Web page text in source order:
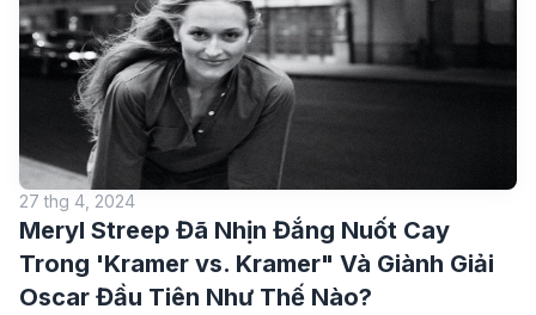
27 thg 4, 2024
Meryl Streep Đã Nhịn Đắng Nuốt Cay
Trong 'Kramer vs. Kramer" Và Giành Giải
Oscar Đầu Tiên Như Thế Nào?